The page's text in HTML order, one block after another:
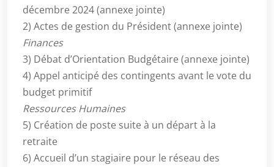
décembre 2024 (annexe jointe)
2) Actes de gestion du Président (annexe jointe)
Finances
3) Débat d’Orientation Budgétaire (annexe jointe)
4) Appel anticipé des contingents avant le vote du
budget primitif
Ressources Humaines
5) Création de poste suite à un départ à la
retraite
6) Accueil d’un stagiaire pour le réseau des